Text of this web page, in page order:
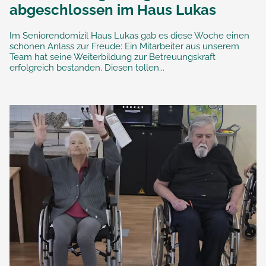
abgeschlossen im Haus Lukas
Im Seniorendomizil Haus Lukas gab es diese Woche einen
schönen Anlass zur Freude: Ein Mitarbeiter aus unserem
Team hat seine Weiterbildung zur Betreuungskraft
erfolgreich bestanden. Diesen tollen...